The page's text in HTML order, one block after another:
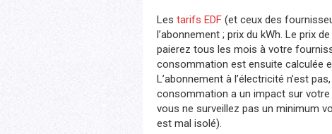
Les tarifs EDF (et ceux des
l’abonnement ; prix du kWh. Le prix
paierez tous les mois à votre
consommation est ensuite calculée
L’abonnement à l’électricité n’est
consommation a un impact sur
vous ne surveillez pas un minimum
est mal isolé).